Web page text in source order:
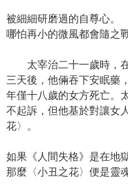
被細細研磨過的自尊心。
哪怕再小的微風都會隨之戰
太宰治二十一歲時，在
三天後，他倆吞下安眠藥
年僅十八歲的女方死亡。
不起訴，但他基於對讓女
花〉。
如果《人間失格》是在地
那麼〈小丑之花〉便是靈